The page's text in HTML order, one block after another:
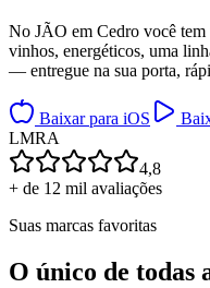
No JÃO em Cedro você tem
vinhos, energéticos, uma
— entregue na sua porta,
Baixar para iOS
LMRA
4,8
+ de 12 mil avaliações
Suas marcas favoritas
O único de todas